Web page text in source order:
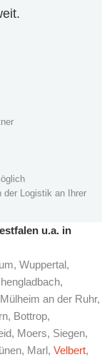
der Logistik an Ihrer
u.a. in
Wuppertal,
an der Ruhr,
Bottrop,
Moers, Siegen,
Marl, Velbert,